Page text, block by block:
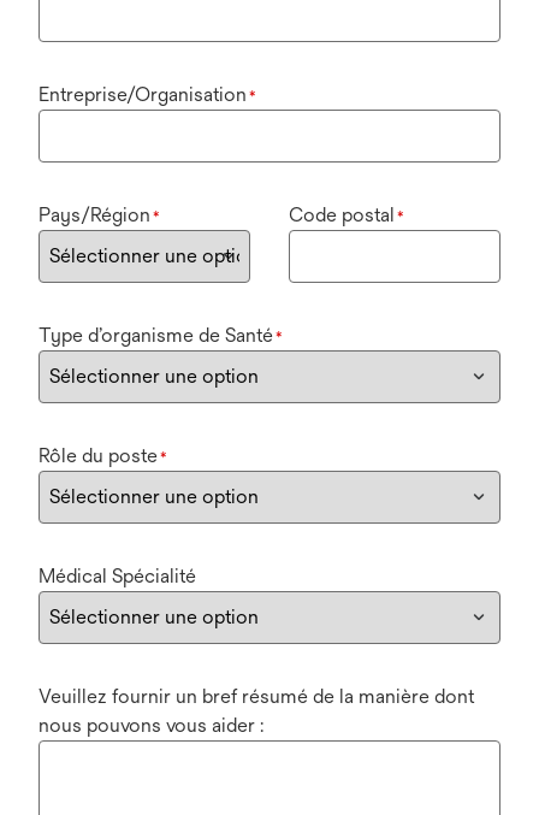
Entreprise/Organisation *
Pays/Région * Code postal *
Type d’organisme de Santé*
Rôle du poste*
Médical Spécialité
Veuillez fournir un bref résumé de la manière dont
nous pouvons vous aider :